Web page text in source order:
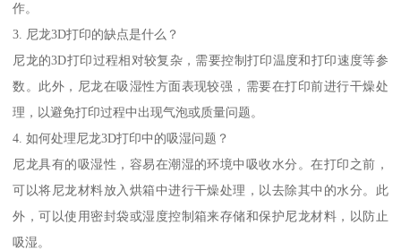
作。
3. 尼龙3D打印的缺点是什么？
尼龙的3D打印过程相对较复杂，需要控制打印温度和打印速度等参
数。此外，尼龙在吸湿性方面表现较强，需要在打印前进行干燥处
理，以避免打印过程中出现气泡或质量问题。
4. 如何处理尼龙3D打印中的吸湿问题？
尼龙具有的吸湿性，容易在潮湿的环境中吸收水分。在打印之前，
可以将尼龙材料放入烘箱中进行干燥处理，以去除其中的水分。此
外，可以使用密封袋或湿度控制箱来存储和保护尼龙材料，以防止
吸湿。